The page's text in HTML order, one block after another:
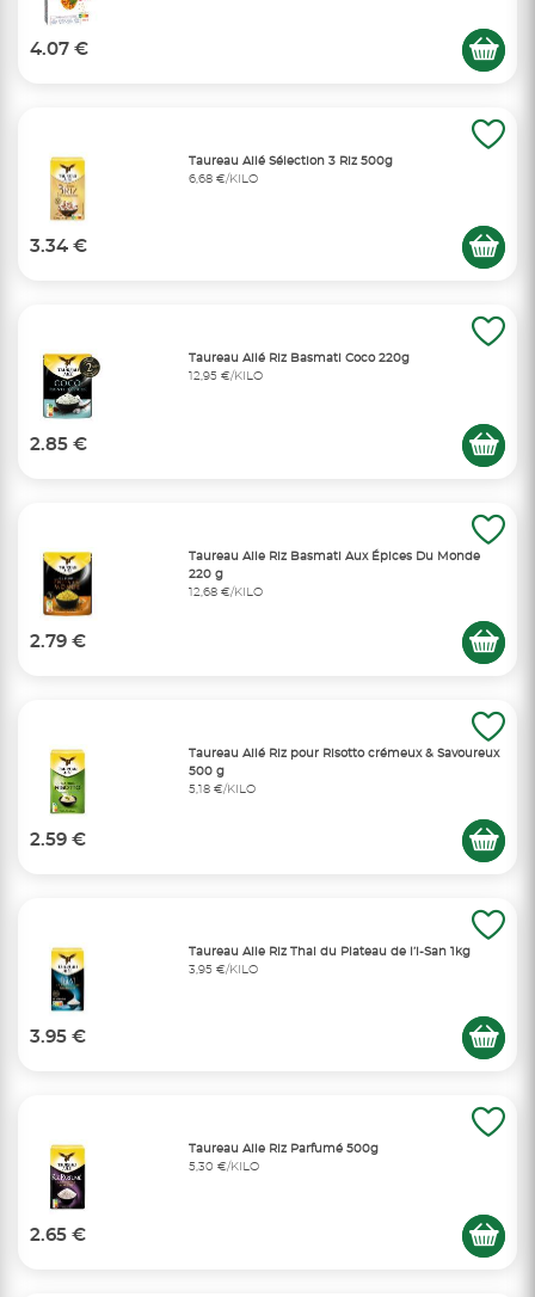
4.07 €
Taureau Ailé Sélection 3 Riz 500g
6,68 €/KILO
3.34 €
Taureau Ailé Riz Basmati Coco 220g
12,95 €/KILO
2.85 €
Taureau Aile Riz Basmati Aux Épices Du Monde
220 g
12,68 €/KILO
2.79 €
Taureau Ailé Riz pour Risotto crémeux & Savoureux
500 g
5,18 €/KILO
2.59 €
Taureau Aile Riz Thai du Plateau de l’i-San 1kg
3,95 €/KILO
3.95 €
Taureau Aile Riz Parfumé 500g
5,30 €/KILO
2.65 €